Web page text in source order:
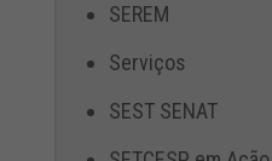
SEREM
Serviços
SEST SENAT